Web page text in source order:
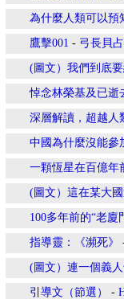
為什麼人類可以預
鷹擊001 - 弓長貝
(圖文）我們到底
悼念林榮基及已逝
深層解讀，超越人
中國為什麼沒能參
一顆恆星在百億年
(圖文）這在某大
100多年前的“老廈
指導靈：《瀕死》
(圖文）連一個義
引導文（節選） -